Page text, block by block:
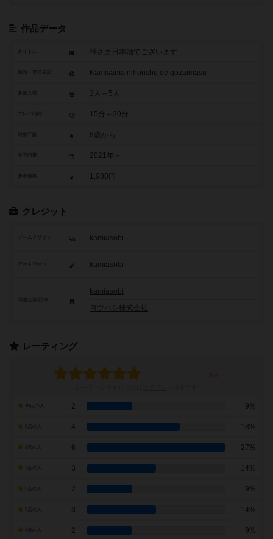
作品データ
タイトル 神さま日本酒でございます
Kamisama nihonshu de gozaimasu
参加人数 3人～5人
15分～20分
8歳から
2021年～
参考価格 1,980円
クレジット
ゲームデザイン kamiasobi
アートワーク kamiasobi
kamiasobi
ヨツハシ株式会社
レーティング
2 9%
4 18%
6 27%
7点の人 3 14%
2 9%
3 14%
2 9%